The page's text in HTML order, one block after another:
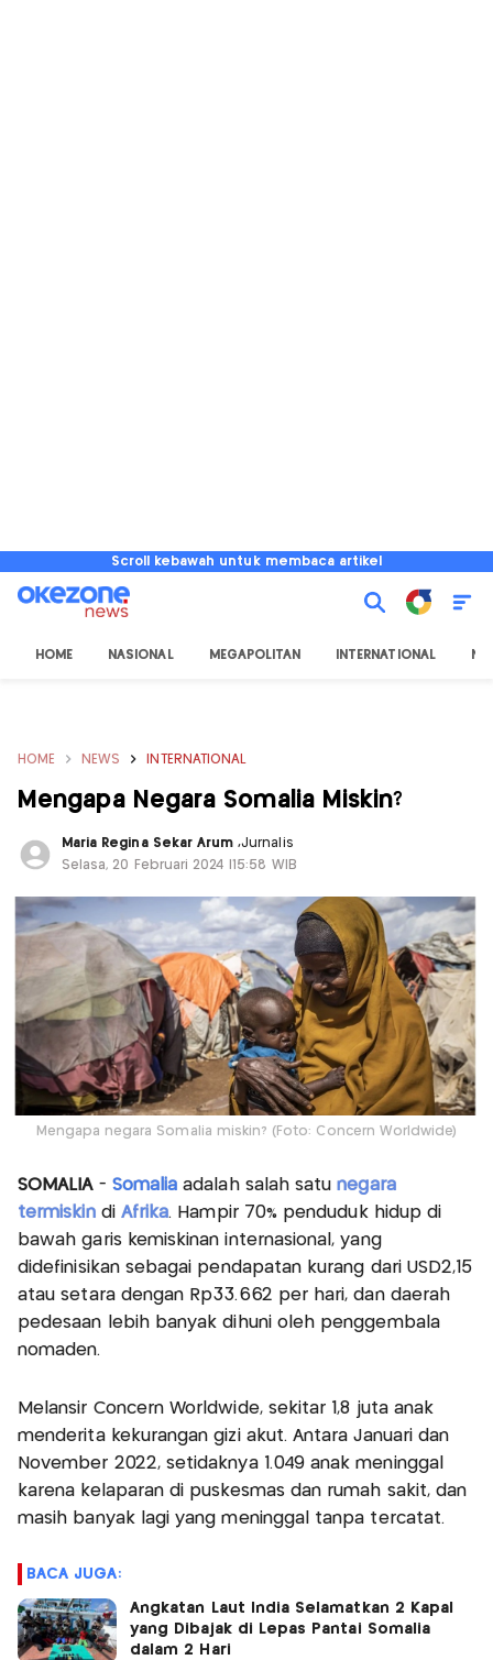
Scroll kebawah untuk membaca artikel
HOME NASIONAL MEGAPOLITAN INTERNATIONAL
HOME NEWS INTERNATIONAL
Mengapa Negara Somalia Miskin?
Maria Regina Sekar Arum,Jurnalis
Selasa, 20 Februari 2024 |15:58 WIB
Mengapa negara Somalia miskin? (Foto: Concern Worldwide)
SOMALIA- Somalia adalah salah satunegara
termiskindi Afrika. Hampir 70% penduduk hidup di
bawah garis kemiskinan internasional, yang
didefinisikan sebagai pendapatan kurang dari USD2,15
atau setara dengan Rp33.662 per hari, dan daerah
pedesaan lebih banyak dihuni oleh penggembala
nomaden.
Melansir Concern Worldwide, sekitar 1,8 juta anak
menderita kekurangan gizi akut. Antara Januari dan
November 2022, setidaknya 1.049 anak meninggal
karena kelaparan di puskesmas dan rumah sakit, dan
masih banyak lagi yang meninggal tanpa tercatat.
BACA JUGA:
Angkatan Laut India Selamatkan 2 Kapal
yang Dibajak di Lepas Pantai Somalia
dalam 2 Hari